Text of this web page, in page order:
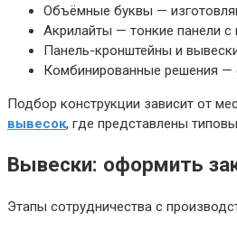
Объёмные буквы —
Акрилайты — тонкие панели с
Панель-кронштейны и
Комбинированные решения —
Подбор конструкции зависит от
вывесок, где представлены
Вывески: оформить
Этапы сотрудничества с